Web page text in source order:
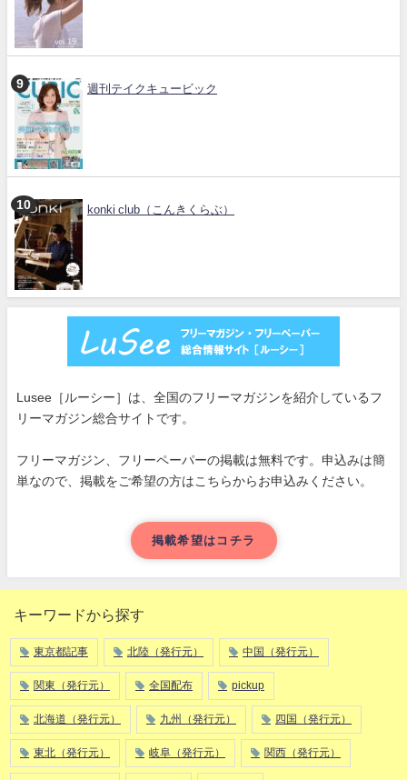
週刊テイクキュービック
konki club（こんきくらぶ）
Lusee［ルーシー］は、全国のフリーマガジンを紹介しているフ
リーマガジン総合サイトです。
フリーマガジン、フリーペーパーの掲載は無料です。申込みは簡
単なので、掲載をご希望の方はこちらからお申込みください。
掲載希望はコチラ
キーワードから探す
東京都記事 北陸（発行元） 中国（発行元）
関東（発行元） 全国配布 pickup
北海道（発行元） 九州（発行元） 四国（発行元）
東北（発行元） 岐阜（発行元） 関西（発行元）